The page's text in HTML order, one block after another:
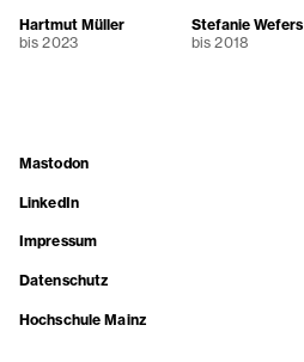
Hartmut Müller
bis 2023
Stefanie Wefers
bis 2018
Mastodon
LinkedIn
Impressum
Datenschutz
Hochschule Mainz